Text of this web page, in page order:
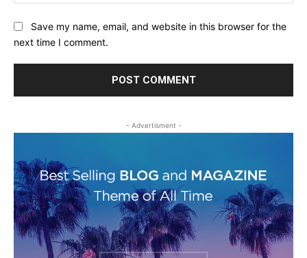
Save my name, email, and website in this browser for the
next time I comment.
- Advertisment -